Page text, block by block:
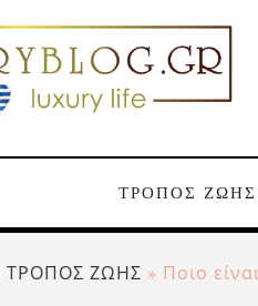
ΤΡΟΠΟΣ ΖΩΗΣ
ΤΡΟΠΟΣ ΖΩΗΣ » Ποιο